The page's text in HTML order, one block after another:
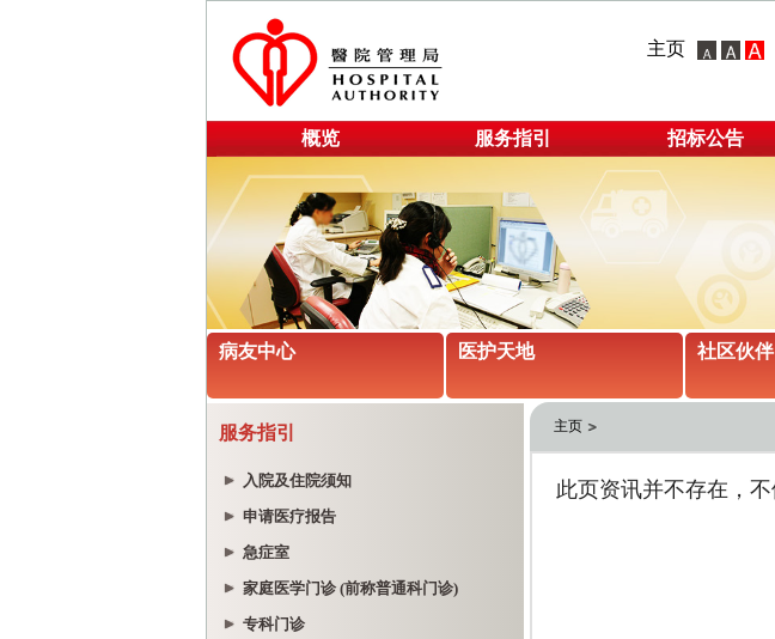
主页
概览 服务指引 招标公告
病友中心 医护天地 社区伙伴
服务指引
入院及住院须知
申请医疗报告
急症室
家庭医学门诊 (前称普通科门诊)
专科门诊
主页